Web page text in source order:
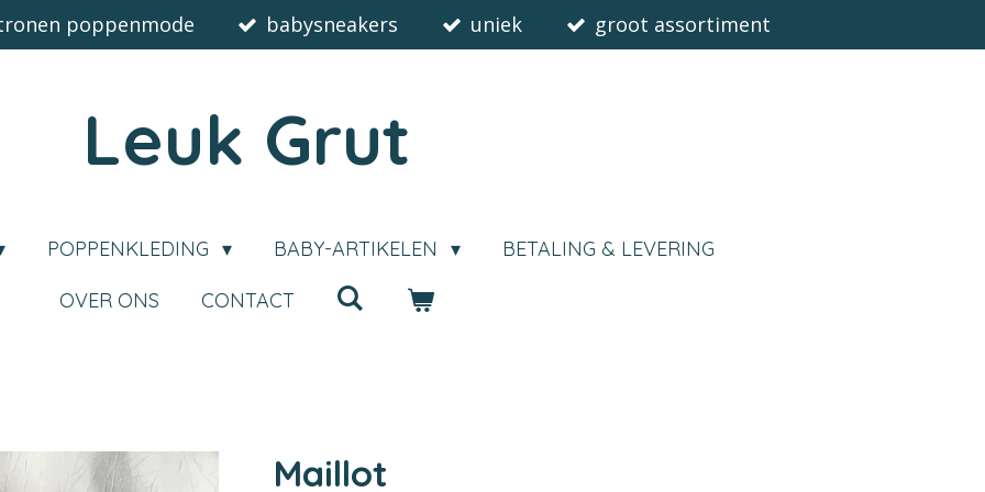
poppenmode babysneakers uniek groot assortiment
Leuk Grut
POPPENKLEDING BABY-ARTIKELEN BETALING & LEVERING
OVER ONS CONTACT
Maillot